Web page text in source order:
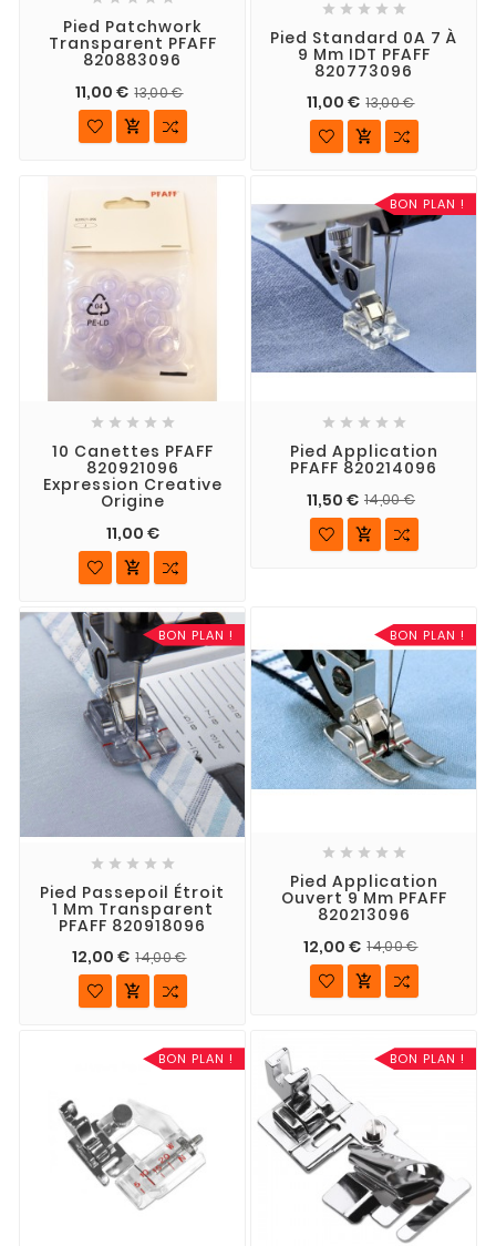
Pied Patchwork
Transparent PFAFF
820883096
11,00 € 13,00 €

    
Pied Standard 0A 7 À
9 Mm IDT PFAFF
820773096
11,00 € 13,00 €

    
10 Canettes PFAFF
820921096
Expression Creative
Origine
11,00 €

BON PLAN !
    
Pied Application
PFAFF 820214096
11,50 € 14,00 €

BON PLAN !
    
Pied Passepoil Étroit
1 Mm Transparent
PFAFF 820918096
12,00 € 14,00 €

BON PLAN !
    
Pied Application
Ouvert 9 Mm PFAFF
820213096
12,00 € 14,00 €

BON PLAN ! BON PLAN !